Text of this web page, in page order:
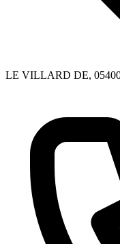
LE VILLARD DE,